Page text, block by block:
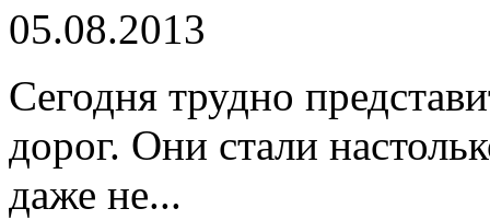
05.08.2013
Сегодня трудно
дорог. Они стали
даже не...